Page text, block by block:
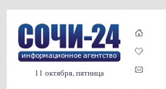
11 октября, пятница